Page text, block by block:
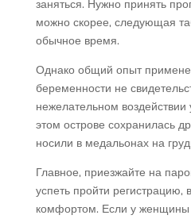
заняться. Нужно принять
можно скорее, следующая
обычное время.
Однако общий опыт
беременности не
нежелательном
этом острове сохранилась
носили в медальонах на
Главное, приезжайте на
успеть пройти регистрацию,
комфортом. Если у женщины